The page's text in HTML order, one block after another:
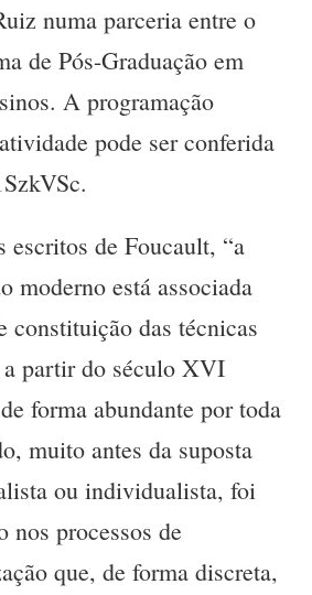
numa parceria entre o
de Pós-Graduação em
A programação
pode ser conferida
escritos de Foucault, “a
moderno está associada
constituição das técnicas
a partir do século XVI
forma abundante por toda
muito antes da suposta
ou individualista, foi
nos processos de
que, de forma discreta,